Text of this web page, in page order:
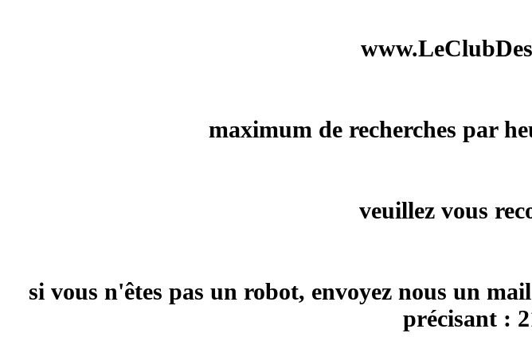
maximum de recherches par
veuillez vous
si vous n'êtes pas un robot, envoyez nous un
précisant :